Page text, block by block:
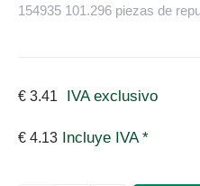
154935 101.296 piezas de
€ 3.41 IVA exclusivo
€ 4.13 Incluye IVA *